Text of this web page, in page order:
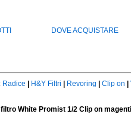
DOVE ACQUISTARE
Radice H&Y Filtri Revoring Clip on
White Promist 1/2 Clip on